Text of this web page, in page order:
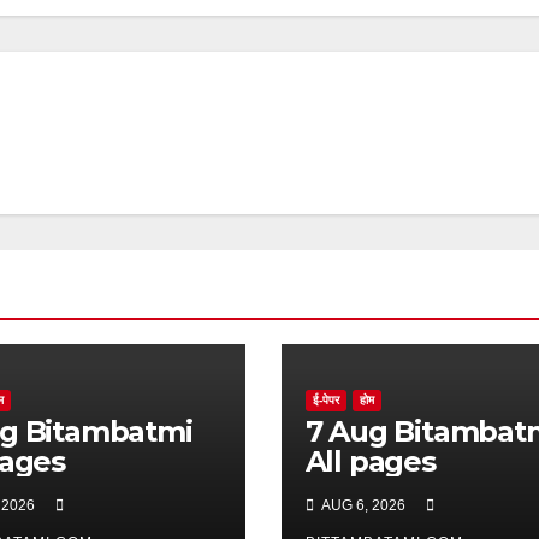
ई-पेपर होम
7 Aug Bitambatmi
All pages
AUG 6, 2026